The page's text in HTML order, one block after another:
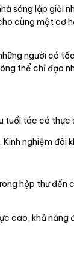
sáng lập giỏi
cùng một cơ
người có
thể chỉ đạo
tuổi tác có thực
nghiệm đôi
hộp thư đến
cao, khả